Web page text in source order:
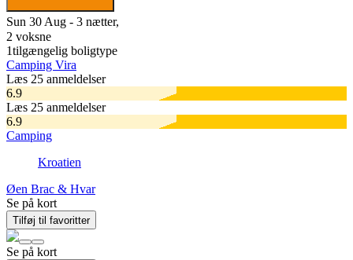
Sun 30 Aug - 3 nætter,
2 voksne
1tilgængelig boligtype
Camping Vira
Læs 25 anmeldelser
6.9
Læs 25 anmeldelser
6.9
Camping
Kroatien
Øen Brac & Hvar
Se på kort
Tilføj til favoritter
Se på kort